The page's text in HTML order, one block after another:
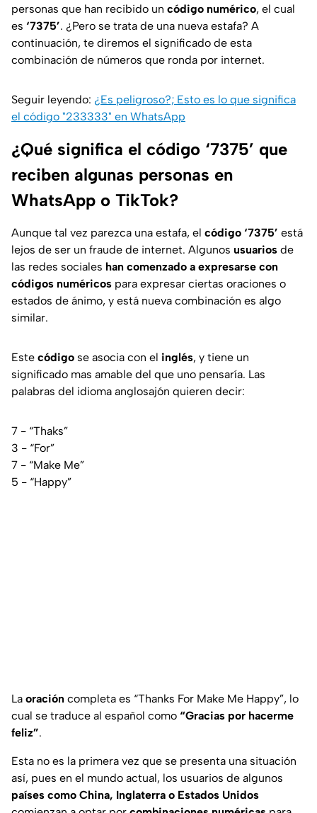
personas que han recibido un código numérico, el cual
es ‘7375’. ¿Pero se trata de una nueva estafa? A
continuación, te diremos el significado de esta
combinación de números que ronda por internet.
Seguir leyendo: ¿Es peligroso?; Esto es lo que significa
el código "233333" en WhatsApp
¿Qué significa el código ‘7375’ que
reciben algunas personas en
WhatsApp o TikTok?
Aunque tal vez parezca una estafa, el código ‘7375’ está
lejos de ser un fraude de internet. Algunos usuarios de
las redes sociales han comenzado a expresarse con
códigos numéricos para expresar ciertas oraciones o
estados de ánimo, y está nueva combinación es algo
similar.
Este código se asocia con el inglés, y tiene un
significado mas amable del que uno pensaría. Las
palabras del idioma anglosajón quieren decir:
7 - “Thaks”
3 - “For”
7 - “Make Me”
5 - “Happy”
La oración completa es “Thanks For Make Me Happy”, lo
cual se traduce al español como “Gracias por hacerme
feliz”.
Esta no es la primera vez que se presenta una situación
así, pues en el mundo actual, los usuarios de algunos
países como China, Inglaterra o Estados Unidos